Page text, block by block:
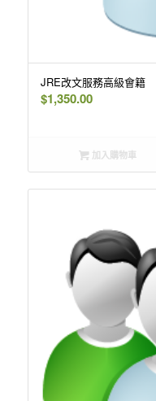
JRE改文服務高級會籍
$1,350.00
加入購物車